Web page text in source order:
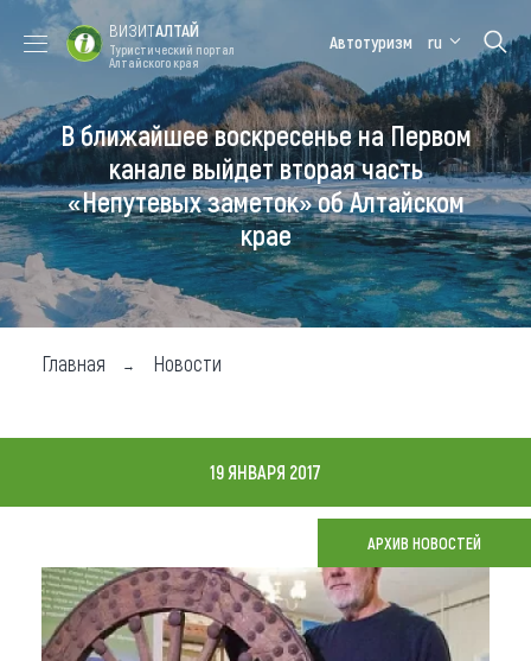
Форум VISIT
ALTAI
Цветение
маральника
Медицинский
форум
Алтайская
зимовка
Туры
Где побывать
Чем заняться
Где остановиться
Что привезти (сувениры)
О регионе
ВИЗИТАЛТАЙ
Туристический портал
Алтайского края
Автотуризм ru
В ближайшее воскресенье на Первом
канале выйдет вторая часть
«Непутевых заметок» об Алтайском
крае
Главная Новости
19 ЯНВАРЯ 2017
АРХИВ НОВОСТЕЙ